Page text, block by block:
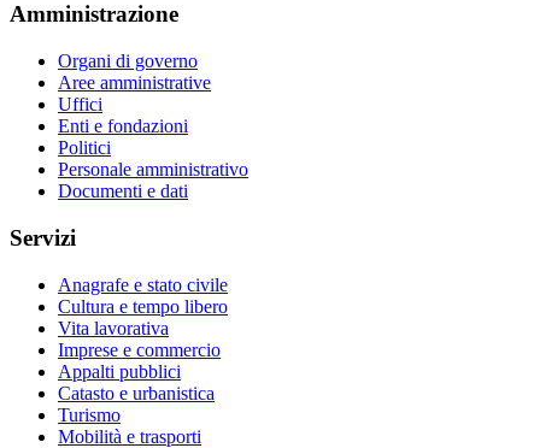
Amministrazione
Organi di governo
Aree amministrative
Uffici
Enti e fondazioni
Politici
Personale amministrativo
Documenti e dati
Servizi
Anagrafe e stato civile
Cultura e tempo libero
Vita lavorativa
Imprese e commercio
Appalti pubblici
Catasto e urbanistica
Turismo
Mobilità e trasporti